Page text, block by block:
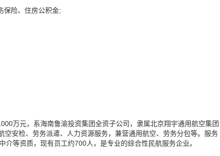
保险、住房公积金;
万元，系海南鲁渝投资集团全资子公司，隶属北京翔宇通用航空集团
安检、劳务派遣、人力资源服务，兼营通用航空、劳务分包等。服务
等资质，现有员工约700人，是专业的综合性民航服务企业。